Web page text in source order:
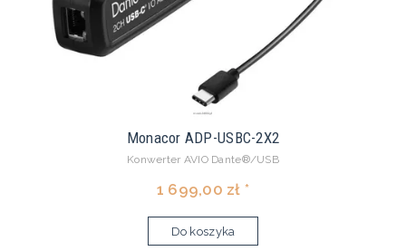
Monacor ADP-USBC-2X2
Konwerter AVIO Dante®/USB
1 699,00 zł *
Do koszyka